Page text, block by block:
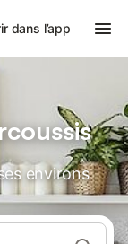
dans l’app
environs